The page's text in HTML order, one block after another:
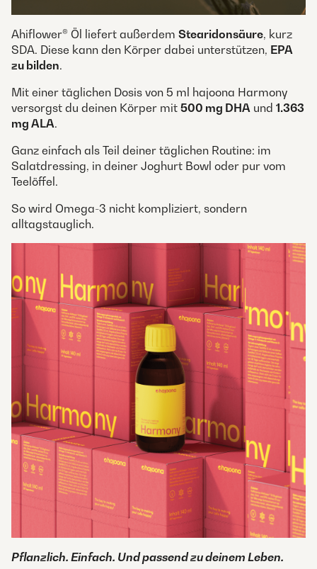
Ahiflower® Öl liefert außerdem Stearidonsäure, kurz
SDA. Diese kann den Körper dabei unterstützen, EPA
zu bilden.
Mit einer täglichen Dosis von 5 ml hajoona Harmony
versorgst du deinen Körper mit 500 mg DHA und 1.363
mg ALA.
Ganz einfach als Teil deiner täglichen Routine: im
Salatdressing, in deiner Joghurt Bowl oder pur vom
Teelöffel.
So wird Omega-3 nicht kompliziert, sondern
alltagstauglich.
Pflanzlich. Einfach. Und passend zu deinem Leben.